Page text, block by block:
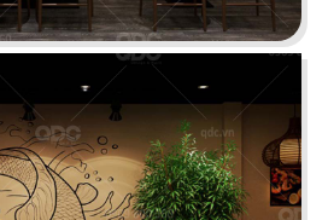
HOÀNG GIA
QDC đã khéo léo kết hợp nét
cách Địa Trung Hải với vẻ đẹp
sang trọng của Indochine